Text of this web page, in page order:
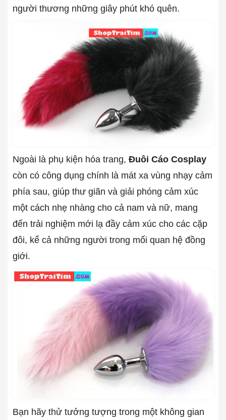
người thương những giây phút khó quên.
Ngoài là phụ kiện hóa trang, Đuôi Cáo Cosplay
còn có công dụng chính là mát xa vùng nhạy cảm
phía sau, giúp thư giãn và giải phóng cảm xúc
một cách nhẹ nhàng cho cả nam và nữ, mang
đến trải nghiệm mới lạ đầy cảm xúc cho các cặp
đôi, kể cả những người trong mối quan hệ đồng
giới.
Bạn hãy thử tưởng tượng trong một không gian